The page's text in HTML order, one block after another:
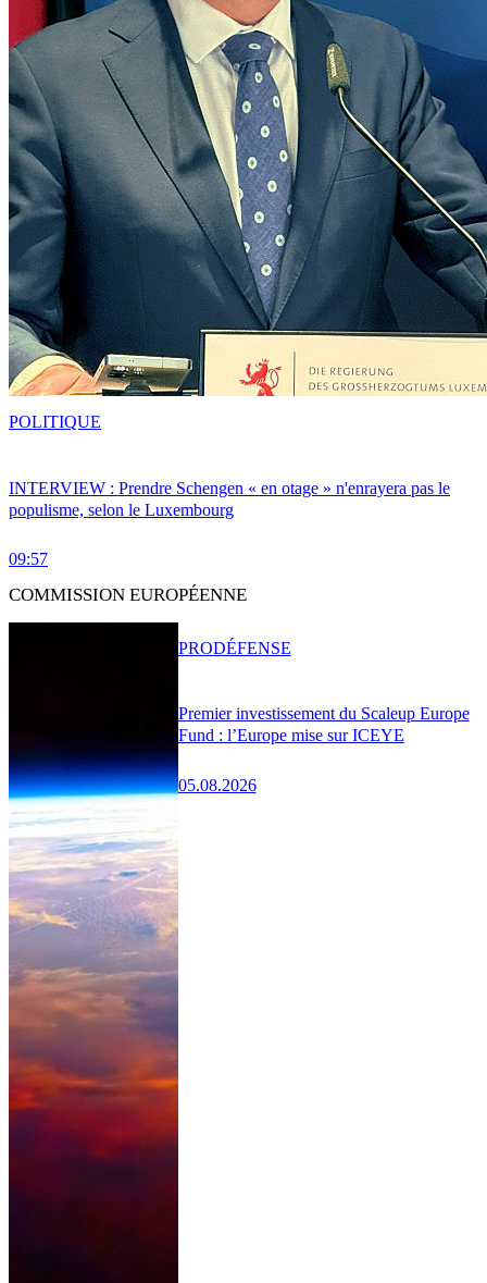
INTERVIEW : Prendre Schengen « en otage » n'enrayera pas le
populisme, selon le Luxembourg
09:57
POLITIQUE
COMMISSION EUROPÉENNE
Premier investissement du Scaleup Europe
Fund : l’Europe mise sur ICEYE
05.08.2026
PRODÉFENSE